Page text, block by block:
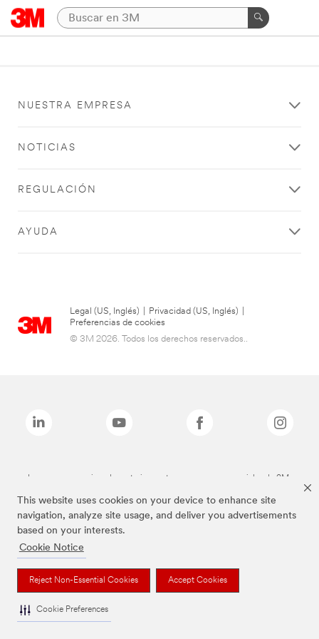
This website uses cookies on your device to enhance site
navigation, analyze site usage, and deliver you advertisements
based on your interests.
Cookie Notice
Reject Non-Essential Cookies Accept Cookies
Cookie Preferences
NUESTRA EMPRESA
NOTICIAS
REGULACIÓN
AYUDA
Legal (US, Inglés) Privacidad (US, Inglés)
Preferencias de cookies
© 3M 2026. Todos los derechos reservados..
Las marcas mencionadas anteriormente son marcas comerciales de 3M.